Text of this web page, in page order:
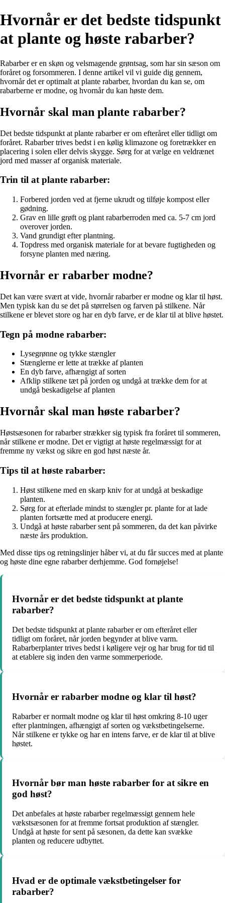
Hvornår er det bedste tidspunkt
at plante og høste rabarber?
Rabarber er en skøn og velsmagende grøntsag, som har sin sæson om
foråret og forsommeren. I denne artikel vil vi guide dig gennem,
hvornår det er optimalt at plante rabarber, hvordan du kan se, om
rabarberne er modne, og hvornår du kan høste dem.
Hvornår skal man plante rabarber?
Det bedste tidspunkt at plante rabarber er om efteråret eller tidligt om
foråret. Rabarber trives bedst i en kølig klimazone og foretrækker en
placering i solen eller delvis skygge. Sørg for at vælge en veldrænet
jord med masser af organisk materiale.
Trin til at plante rabarber:
Forbered jorden ved at fjerne ukrudt og tilføje kompost eller
gødning.
Grav en lille grøft og plant rabarberroden med ca. 5-7 cm jord
overover jorden.
Vand grundigt efter plantning.
Topdress med organisk materiale for at bevare fugtigheden og
forsyne planten med næring.
Hvornår er rabarber modne?
Det kan være svært at vide, hvornår rabarber er modne og klar til høst.
Men typisk kan du se det på størrelsen og farven på stilkene. Når
stilkene er blevet store og har en dyb farve, er de klar til at blive høstet.
Tegn på modne rabarber:
Lysegrønne og tykke stængler
Stænglerne er lette at trække af planten
En dyb farve, afhængigt af sorten
Afklip stilkene tæt på jorden og undgå at trække dem for at
undgå beskadigelse af planten
Hvornår skal man høste rabarber?
Høstsæsonen for rabarber strækker sig typisk fra foråret til sommeren,
når stilkene er modne. Det er vigtigt at høste regelmæssigt for at
fremme ny vækst og sikre en god høst næste år.
Tips til at høste rabarber:
Høst stilkene med en skarp kniv for at undgå at beskadige
planten.
Sørg for at efterlade mindst to stængler pr. plante for at lade
planten fortsætte med at producere energi.
Undgå at høste rabarber sent på sommeren, da det kan påvirke
næste års produktion.
Med disse tips og retningslinjer håber vi, at du får succes med at plante
og høste dine egne rabarber derhjemme. God fornøjelse!
Hvornår er det bedste tidspunkt at plante
rabarber?
Det bedste tidspunkt at plante rabarber er om efteråret eller
tidligt om foråret, når jorden begynder at blive varm.
Rabarberplanter trives bedst i køligere vejr og har brug for tid til
at etablere sig inden den varme sommerperiode.
Hvornår er rabarber modne og klar til høst?
Rabarber er normalt modne og klar til høst omkring 8-10 uger
efter plantningen, afhængigt af sorten og vækstbetingelserne.
Når stilkene er tykke og har en intens farve, er de klar til at blive
høstet.
Hvornår bør man høste rabarber for at sikre en
god høst?
Det anbefales at høste rabarber regelmæssigt gennem hele
vækstsæsonen for at fremme fortsat produktion af stængler.
Undgå at høste for sent på sæsonen, da dette kan svække
planten og reducere udbyttet.
Hvad er de optimale vækstbetingelser for
rabarber?